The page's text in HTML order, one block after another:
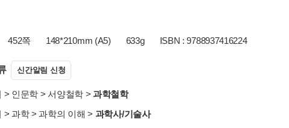
452쪽 148*210mm (A5) 633g ISBN : 9788937416224
신간알림 신청
> 인문학 >서양철학>과학철학
> 과학>과학의 이해 > 과학사/기술사